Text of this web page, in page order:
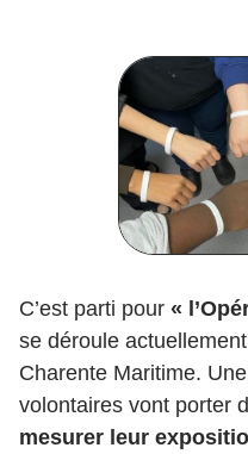
C’est parti pour «
se déroule
Charente Maritime.
volontaires vont porter
mesurer leur